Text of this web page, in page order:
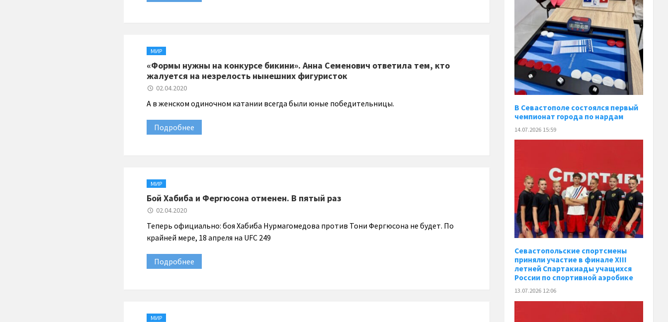
МИР
«Формы нужны на конкурсе бикини». Анна Семенович ответила тем, кто
жалуется на незрелость нынешних фигуристок
02.04.2020
А в женском одиночном катании всегда были юные победительницы.
Подробнее
МИР
Бой Хабиба и Фергюсона отменен. В пятый раз
02.04.2020
Теперь официально: боя Хабиба Нурмагомедова против Тони Фергюсона не будет. По
крайней мере, 18 апреля на UFC 249
Подробнее
МИР
В Севастополе состоялся первый
чемпионат города по нардам
14.07.2026 15:59
Севастопольские спортсмены
приняли участие в финале XIII
летней Спартакиады учащихся
России по спортивной аэробике
13.07.2026 12:06